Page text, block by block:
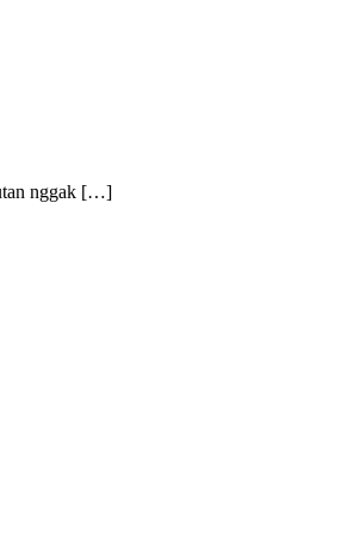
nggak […]